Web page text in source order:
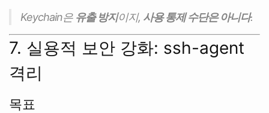
Keychain은 유출 방지이지, 사용 통제 수단은 아니다.
7. 실용적 보안 강화: ssh-agent
격리
목표